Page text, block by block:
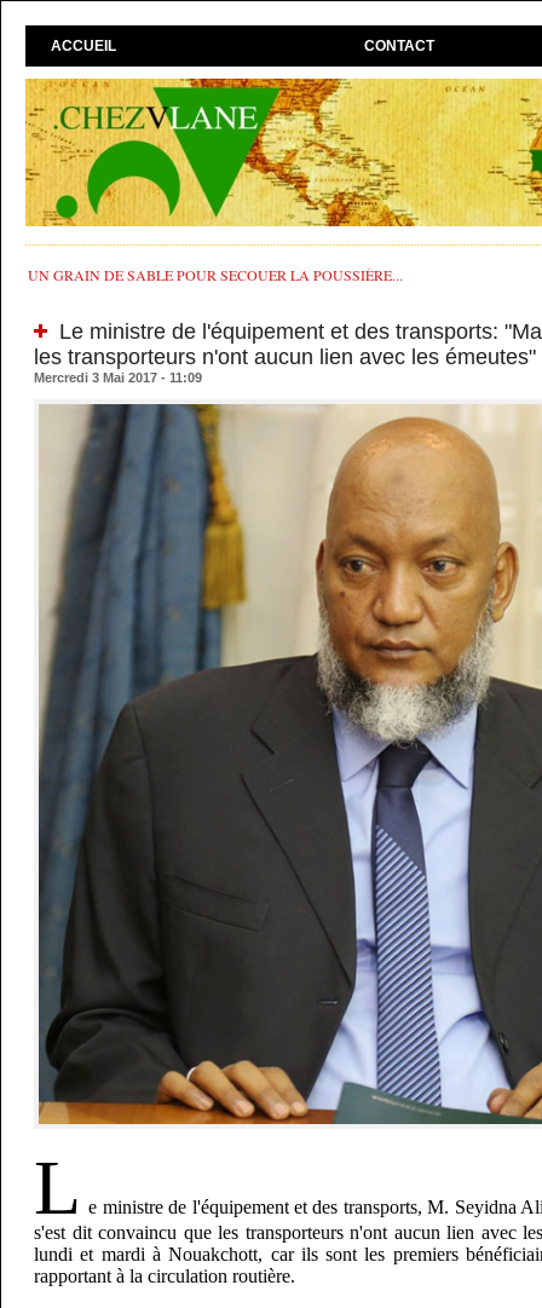
ACCUEIL CONTACT
UN GRAIN DE SABLE POUR SECOUER LA POUSSIÈRE...
Le ministre de l'équipement et des transports:
les transporteurs n'ont aucun lien avec les émeutes"
Mercredi 3 Mai 2017 - 11:09
L e ministre de l'équipement et des transports, M. Seyidna
s'est dit convaincu que les transporteurs n'ont aucun lien avec
lundi et mardi à Nouakchott, car ils sont les premiers
rapportant à la circulation routière.